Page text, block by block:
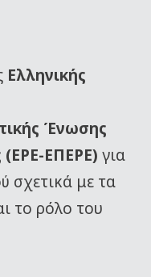
Ελληνικής
Ένωσης
ΕΠΕΡΕ) για
σχετικά με τα
το ρόλο του